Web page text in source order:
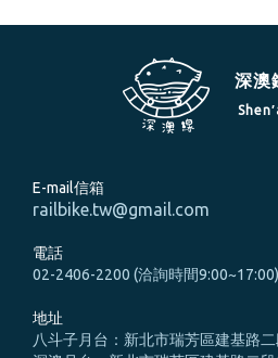
深澳
E-mail信箱
railbike.tw@gmail.com
電話
02-2406-2200 (洽詢時間9:00~17:00)
地址
八斗子月台：新北市瑞芳區建基路